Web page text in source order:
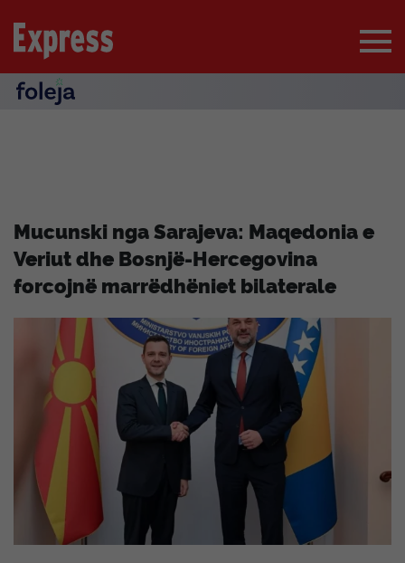
Mucunski nga Sarajeva: Maqedonia e
Veriut dhe Bosnjë-Hercegovina
forcojnë marrëdhëniet bilaterale